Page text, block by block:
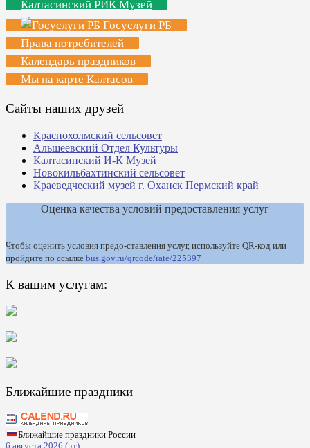
Калтасинский РИК Музей
Госуслуги РБ
Права потребителей
Календарь праздников
Мы на карте Калтасов
Сайты наших друзей
Краснохолмский сельсовет
Альшеевский Отдел Культуры
Калтасинский И-К Музей
Новокильбахтинский сельсовет
Краеведческий музей г. Оханск Пермский край
Оценка качества условий предоставления услуг
Чтобы оценить условия предо-ставления услуг, используйте QR-код или
пройдите по ссылке bus.gov.ru/qrcode/rate/225397
К вашим услугам:
Ближайшие праздники
Ближайшие праздники России
6 августа 2026 (чт):